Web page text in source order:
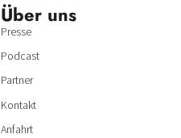
Über uns
Presse
Podcast
Partner
Kontakt
Anfahrt